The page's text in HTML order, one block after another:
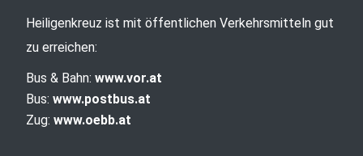
Heiligenkreuz ist mit öffentlichen Verkehrsmitteln gut
zu erreichen:
Bus & Bahn: www.vor.at
Bus: www.postbus.at
Zug: www.oebb.at